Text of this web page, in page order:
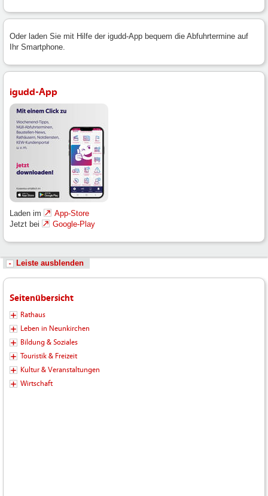
Oder laden Sie mit Hilfe der igudd-App bequem die Abfuhrtermine auf
Ihr Smartphone.
igudd-App
Laden im
App-Store
Jetzt bei
Google-Play
Leiste ausblenden
Seitenübersicht
Rathaus
Leben in Neunkirchen
Bildung & Soziales
Touristik & Freizeit
Kultur & Veranstaltungen
Wirtschaft